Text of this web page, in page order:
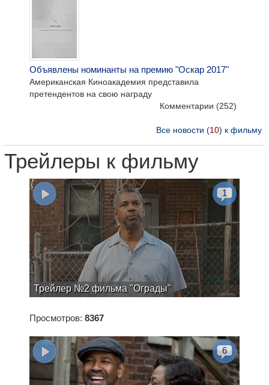
Объявлены номинанты на премию "Оскар 2017"
Американская Киноакадемия представила
претендентов на свою награду
Комментарии (252)
Все новости (10) к фильму
Трейлеры к фильму
Трейлер №2 фильма "Ограды"
1
Просмотров: 8367
6